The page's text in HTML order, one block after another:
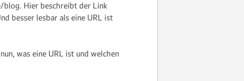
Hier beschreibt der Link
besser lesbar als eine URL ist
was eine URL ist und welchen